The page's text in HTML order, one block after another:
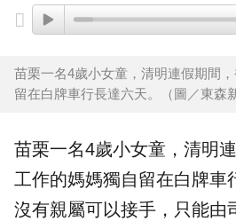
苗栗一名4歲小女童，清明連假期間
留在白牌車行長達六天。（圖／東森
苗栗一名4歲小女童 ，清明
工作的媽媽獨自留在白牌車
沒有親屬可以接手，只能由